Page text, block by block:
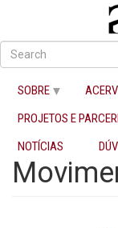
para
principal
Buscar
Search
SOBRE
PROJETOS E
NOTÍCIAS